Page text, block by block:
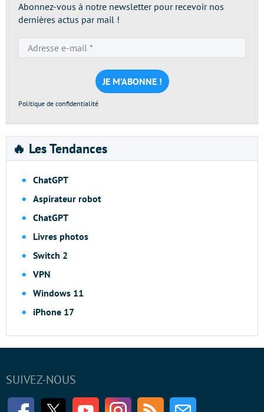
Abonnez-vous à notre newsletter pour recevoir nos
dernières actus par mail !
e-
mail
*
Politique de confidentialité
🔥 Les Tendances
ChatGPT
Aspirateur robot
ChatGPT
Livres photos
Switch 2
VPN
Windows 11
iPhone 17
SUIVEZ-NOUS
FacebookTwitter Youtube InstagramRSS Newsletter